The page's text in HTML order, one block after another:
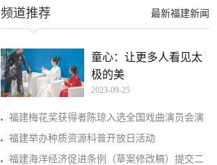
最新福建新闻
频道推荐
童心：让更多人看见太
极的美
2023-09-25
福建梅花奖获得者陈琼入选全国戏曲演员会演
福建举办种质资源科普开放日活动
福建海洋经济促进条例（草案修改稿）提交二